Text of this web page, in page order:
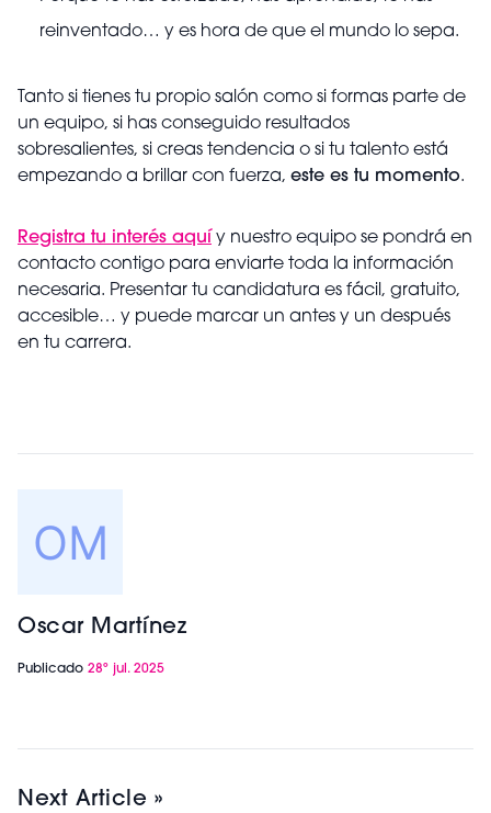
reinventado… y es hora de que el mundo lo sepa.
Tanto si tienes tu propio salón como si formas parte de
un equipo, si has conseguido resultados
sobresalientes, si creas tendencia o si tu talento está
empezando a brillar con fuerza, este es tu momento.
Registra tu interés aquí y nuestro equipo se pondrá en
contacto contigo para enviarte toda la información
necesaria. Presentar tu candidatura es fácil, gratuito,
accesible… y puede marcar un antes y un después
en tu carrera.
Oscar Martínez
Publicado 28º jul. 2025
Next Article »